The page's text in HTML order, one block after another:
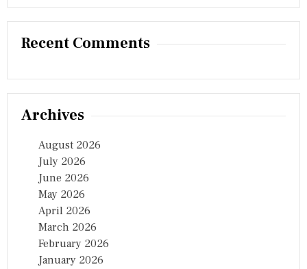
Recent Comments
Archives
August 2026
July 2026
June 2026
May 2026
April 2026
March 2026
February 2026
January 2026